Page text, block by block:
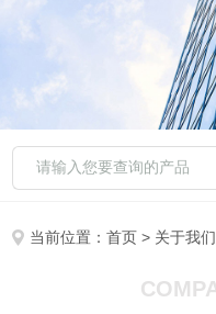
当前位置：首页 > 关于我们